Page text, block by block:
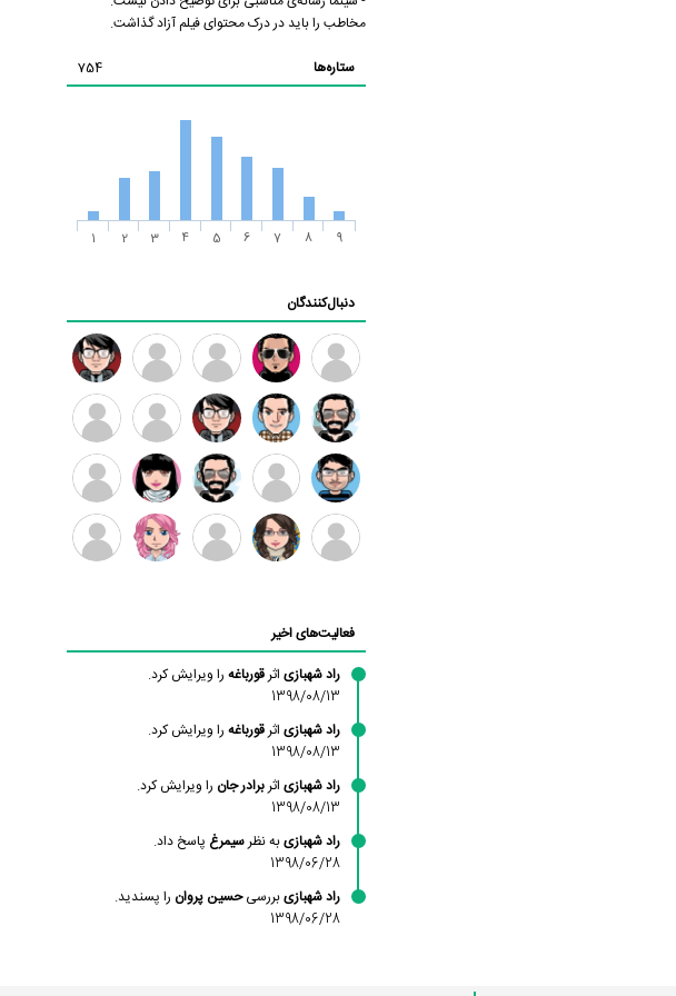
مخاطب را باید در درک محتوای فیلم آزاد گذاشت.
ستاره‌ها
754
1 2 3 4 5 6 7 8 9
دنبال‌کنندگان
ممدرضا
رضا
کاظمی
زهرا ~ ابتین
سید
محمد
موسوی
مهدی
فرهمند
مهدی
سلطانی
داود
رضیی
طرفدار
میلی
بابی
براون
کیوان
کیانی
سامان
راحمی
امیردلتا امیروو
ملیکا
منتظری
عارفه
داستانپور
فعالیت‌های اخیر
راد شهبازیاثرقورباغهرا ویرایش کرد.
1398/08/13
راد شهبازیاثرقورباغهرا ویرایش کرد.
1398/08/13
راد شهبازیاثربرادر جان را ویرایش کرد.
1398/08/13
راد شهبازیبه نظرسیمرغ پاسخ داد.
1398/06/28
راد شهبازیبررسیحسین پروان را پسندید.
1398/06/28